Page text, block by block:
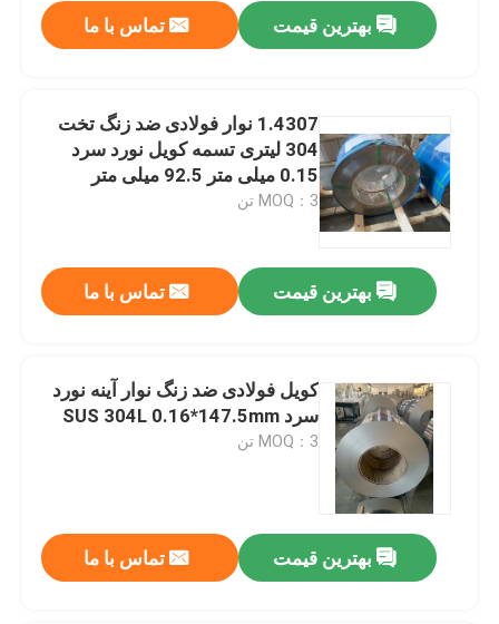
بهترین قیمت تماس با ما
1.4307 نوار فولادی ضد زنگ تخت
304 لیتری تسمه کویل نورد سرد
0.15 میلی متر 92.5 میلی متر
MOQ：3 تن
بهترین قیمت تماس با ما
کویل فولادی ضد زنگ نوار آینه نورد
سرد SUS 304L 0.16*147.5mm
MOQ：3 تن
بهترین قیمت تماس با ما